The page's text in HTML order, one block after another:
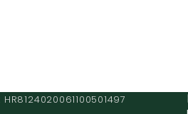
HR8124020061100501497